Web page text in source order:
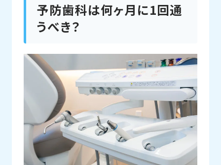
予防歯科は何ヶ月に1回通
うべき？